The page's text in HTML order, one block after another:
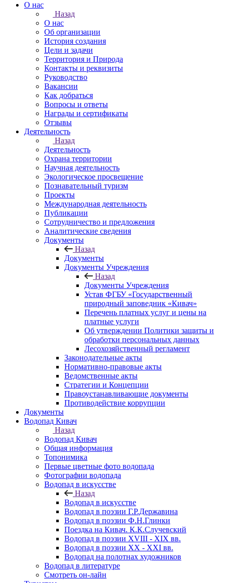
О нас
Назад
О нас
Об организации
История создания
Цели и задачи
Территория и Природа
Контакты и реквизиты
Руководство
Вакансии
Как добраться
Вопросы и ответы
Награды и сертификаты
Отзывы
Деятельность
Назад
Деятельность
Охрана территории
Научная деятельность
Экологическое просвещение
Познавательный туризм
Проекты
Международная деятельность
Публикации
Сотрудничество и предложения
Аналитические сведения
Документы
Назад
Документы
Документы Учреждения
Назад
Документы Учреждения
Устав ФГБУ «Государственный
природный заповедник «Кивач»
Перечень платных услуг и цены на
платные услуги
Об утверждении Политики защиты и
обработки персональных данных
Лесохозяйственный регламент
Законодательные акты
Нормативно-правовые акты
Ведомственные акты
Стратегии и Концепции
Правоустанавливающие документы
Противодействие коррупции
Документы
Водопад Кивач
Назад
Водопад Кивач
Общая информация
Топонимика
Первые цветные фото водопада
Фотографии водопада
Водопад в искусстве
Назад
Водопад в искусстве
Водопад в поэзии Г.Р.Державина
Водопад в поэзии Ф.Н.Глинки
Поездка на Кивач. К.К.Случевский
Водопад в поэзии XVIII - XIX вв.
Водопад в поэзии XX - XXI вв.
Водопад на полотнах художников
Водопад в литературе
Смотреть он-лайн